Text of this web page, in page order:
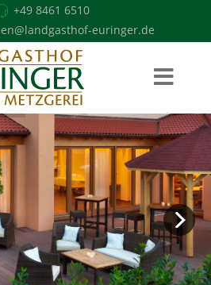
+49 8461 6510
euringer.de